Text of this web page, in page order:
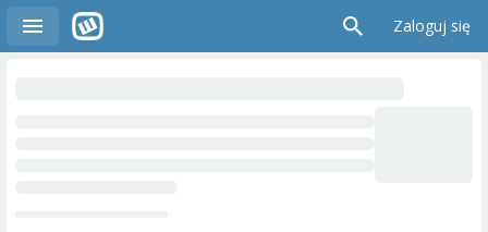
Zaloguj się